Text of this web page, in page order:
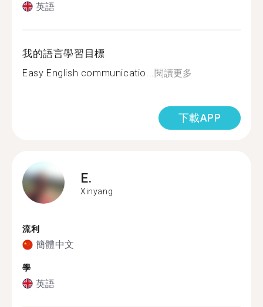
英語
我的語言學習目標
Easy English communicatio... 閱讀更多
下載APP
E.
Xinyang
流利
簡體中文
學
英語